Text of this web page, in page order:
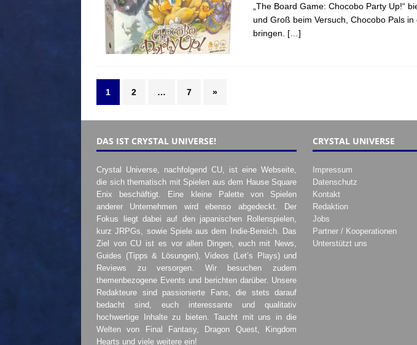
„The Board Game: Chocobo Party Up!“
und Groß beim Versuch, Chocobo Pals
bringen. […]
1 2 … 7 »
DAS IST CRYSTAL UNIVERSE!
Crystal Universe, nachfolgend CU, ist eine Webseite,
die sich thematisch mit Spielen aus dem Hause Square
Enix beschäftigt. Eine kleine Palette von Spielen
anderer Unternehmen wird ebenso abgedeckt. Der
Fokus liegt dabei auf den japanischen Rollenspielen,
kurz JRPGs, sowie Spiele aus dem Indie-Bereich. Das
Ziel von CU ist es vor allen Dingen, euch mit News,
Guides (Tipps & Lösungen), Videos (Let’s Plays) und
Reviews zu versorgen. Wir besuchen zudem
themenbezogene Events und berichten darüber. Unsere
Redakteure sind passionierte Fans, die stets darauf
bedacht sind, euch interessante und qualitativ
hochwertige Inhalte zu bieten. Taucht mit uns in die
Welten von Final Fantasy, Dragon Quest, Kingdom
Hearts und viele weitere ein!
CRYSTAL UNIVERSE
Impressum
Datenschutz
Kontakt
Redaktion
Jobs
Partner / Kooperationen
Unterstützt uns